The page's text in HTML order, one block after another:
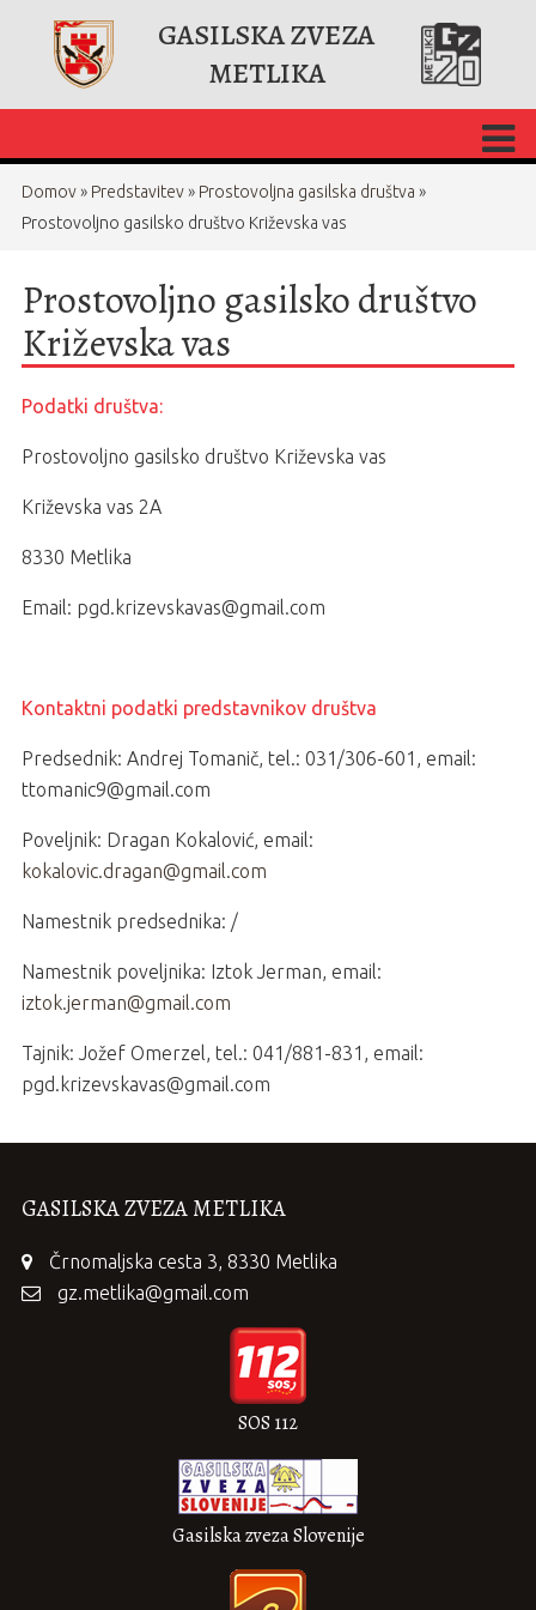
GASILSKA ZVEZA
METLIKA
Domov» Predstavitev» Prostovoljna gasilska društva »
Prostovoljno gasilsko društvo Križevska vas
Prostovoljno gasilsko društvo
Križevska vas
Podatki društva:
Prostovoljno gasilsko društvo Križevska vas
Križevska vas 2A
8330 Metlika
Email: pgd.krizevskavas@gmail.com
Kontaktni podatki predstavnikov društva
Predsednik: Andrej Tomanič, tel.: 031/306-601, email:
ttomanic9@gmail.com
Poveljnik: Dragan Kokalović, email:
kokalovic.dragan@gmail.com
Namestnik predsednika: /
Namestnik poveljnika: Iztok Jerman, email:
iztok.jerman@gmail.com
Tajnik: Jožef Omerzel, tel.: 041/881-831, email:
pgd.krizevskavas@gmail.com
GASILSKA ZVEZA METLIKA
Črnomaljska cesta 3, 8330 Metlika
gz.metlika@gmail.com
SOS 112
Gasilska zveza Slovenije